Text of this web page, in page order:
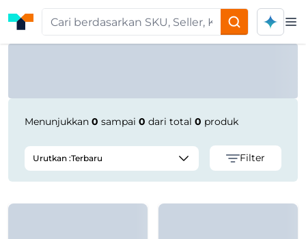
Menunjukkan 0 sampai 0 dari total 0 produk
Urutkan :Terbaru Filter